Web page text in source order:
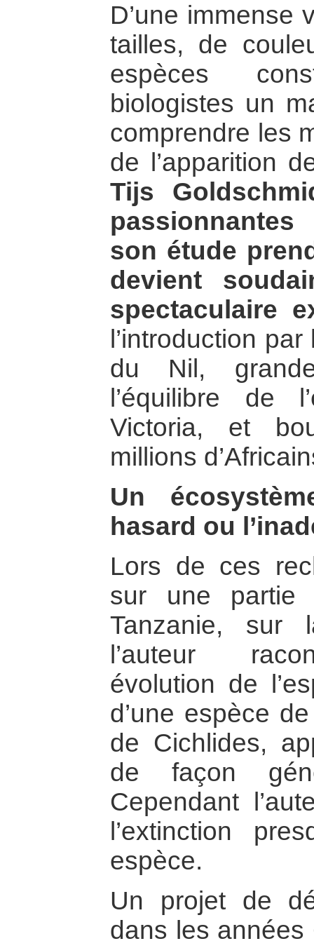
D’une immense
tailles, de
espèces
biologistes un
comprendre les
de l’apparition
Tijs
son étude
devient
spectaculaire
l’introduction
du Nil,
l’équilibre de
Victoria, et
millions
Un
hasard ou
Lors de ces
sur une partie
Tanzanie, sur
l’auteur
évolution de
d’une espèce
de Cichlides,
de façon
Cependant
l’extinction
espèce.
Un projet de
dans les